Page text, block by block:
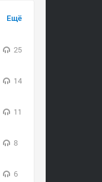
Ещё
25
14
11
8
6